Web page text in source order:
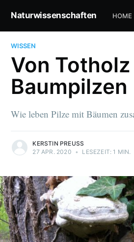
Naturwissenschaften HOME
WISSEN
Von
Baumpilzen
Wie leben Pilze mit Bäumen
KERSTIN PREUSS
27 APR. 2020 • LESEZEIT: 1 MIN.